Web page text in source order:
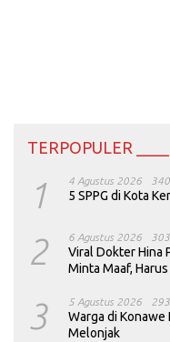
TERPOPULER ____
1 4 Agustus 2026
5 SPPG di Kota
2 6 Agustus 2026
Viral Dokter Hina
Minta Maaf,
3 5 Agustus 2026
Warga di Konawe
Melonjak